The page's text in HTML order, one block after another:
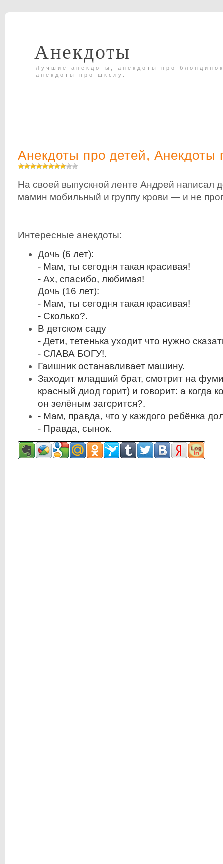
Анекдоты
Лучшие анекдоты, анекдоты про
анекдоты про школу.
Анекдоты про детей, Анекдоты
На своей выпускной ленте Андрей написал
мамин мобильный и группу крови — и не
Интересные анекдоты:
Дочь (6 лет):
- Мам, ты сегодня такая красивая!
- Ах, спасибо, любимая!
Дочь (16 лет):
- Мам, ты сегодня такая красивая!
- Сколько?.
В детском саду
- Дети, тетенька уходит что нужно
- СЛАВА БОГУ!.
Гаишник останавливает машину.
Заходит младший брат, смотрит на
красный диод горит) и говорит: а когда
он зелёным загорится?.
- Мам, правда, что у каждого ребёнка
- Правда, сынок.